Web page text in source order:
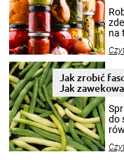
na
Jak zrobić
Jak
do